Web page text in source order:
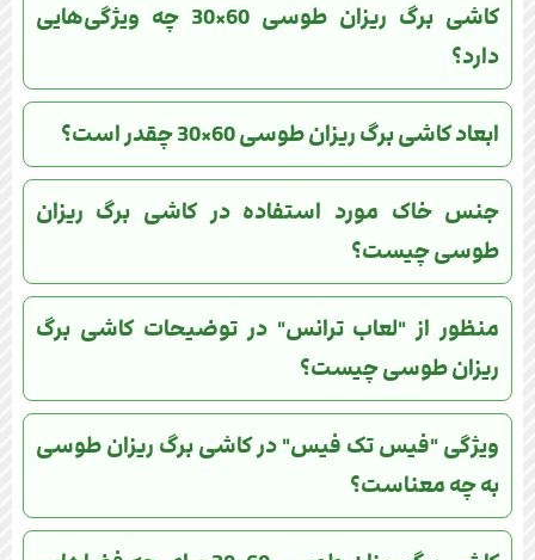
کاشی برگ ریزان طوسی 60×30 چه ویژگی‌هایی
دارد؟
ابعاد کاشی برگ ریزان طوسی 60×30 چقدر است؟
جنس خاک مورد استفاده در کاشی برگ ریزان
طوسی چیست؟
منظور از "لعاب ترانس" در توضیحات کاشی برگ
ریزان طوسی چیست؟
ویژگی "فیس تک فیس" در کاشی برگ ریزان طوسی
به چه معناست؟